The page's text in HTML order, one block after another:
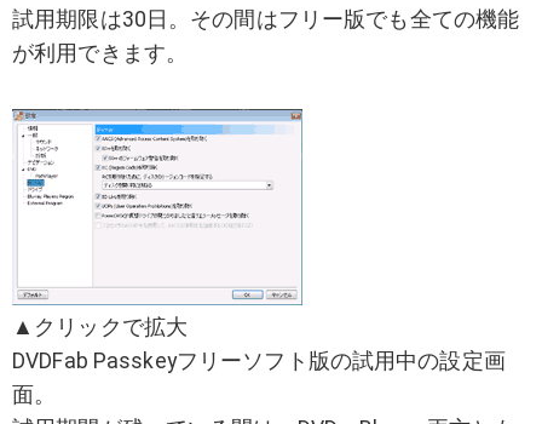
試用期限は30日。その間はフリー版でも全ての機能
が利用できます。
▲クリックで拡大
DVDFab Passkeyフリーソフト版の試用中の設定画
面。